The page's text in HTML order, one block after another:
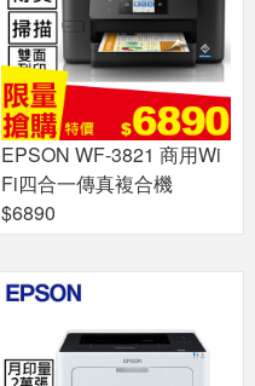
EPSON WF-3821 商用Wi
Fi四合一傳真複合機
$6890